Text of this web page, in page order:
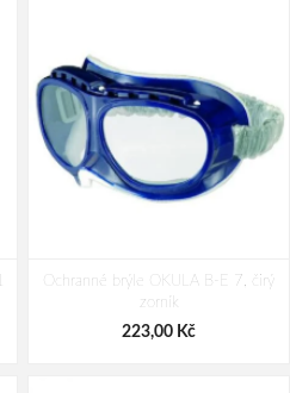
Ochranné brýle OKULA B-E 7, čirý
zorník
223,00 Kč